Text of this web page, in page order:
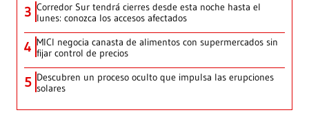
3 Corredor Sur tendrá cierres desde esta noche hasta el
lunes: conozca los accesos afectados
4 MICI negocia canasta de alimentos con supermercados sin
fijar control de precios
5 Descubren un proceso oculto que impulsa las erupciones
solares